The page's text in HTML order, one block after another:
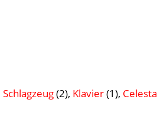
Schlagzeug(2), Klavier(1), Celesta